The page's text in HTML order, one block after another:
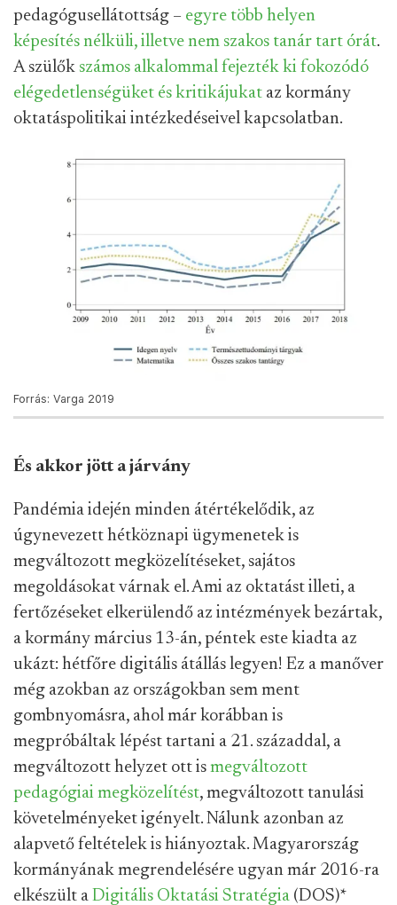
pedagógusellátottság – egyre több helyen
képesítés nélküli, illetve nem szakos tanár tart órát.
A szülők számos alkalommal fejezték ki fokozódó
elégedetlenségüket és kritikájukat az kormány
oktatáspolitikai intézkedéseivel kapcsolatban.
Forrás: Varga 2019
És akkor jött a járvány
Pandémia idején minden átértékelődik, az
úgynevezett hétköznapi ügymenetek is
megváltozott megközelítéseket, sajátos
megoldásokat várnak el. Ami az oktatást illeti, a
fertőzéseket elkerülendő az intézmények bezártak,
a kormány március 13-án, péntek este kiadta az
ukázt: hétfőre digitális átállás legyen! Ez a manőver
még azokban az országokban sem ment
gombnyomásra, ahol már korábban is
megpróbáltak lépést tartani a 21. századdal, a
megváltozott helyzet ott is megváltozott
pedagógiai megközelítést, megváltozott tanulási
követelményeket igényelt. Nálunk azonban az
alapvető feltételek is hiányoztak. Magyarország
kormányának megrendelésére ugyan már 2016-ra
elkészült a Digitális Oktatási Stratégia (DOS)*